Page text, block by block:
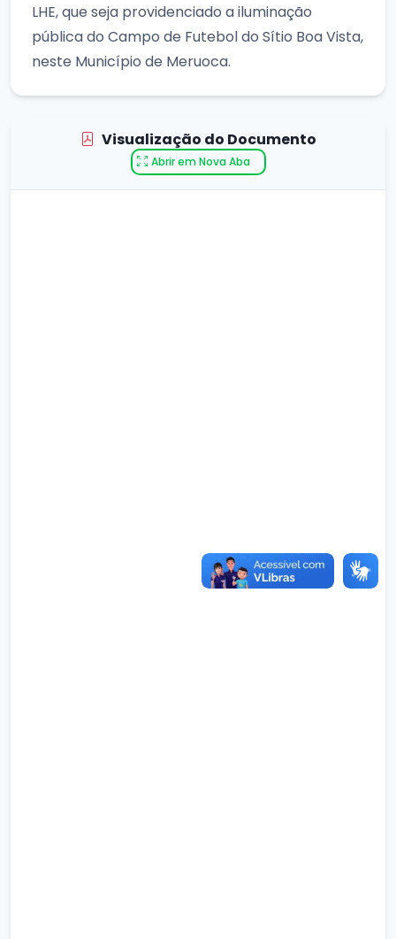
LHE, que seja providenciado a iluminação
pública do Campo de Futebol do Sítio Boa Vista,
neste Município de Meruoca.
Visualização do Documento
Abrir em Nova Aba